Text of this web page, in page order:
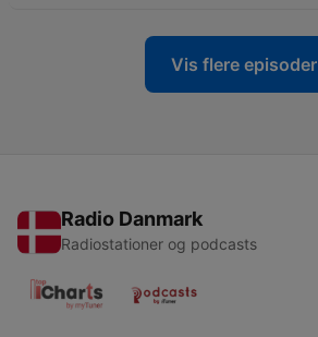
Vis flere episoder
Radio Danmark
Radiostationer og podcasts